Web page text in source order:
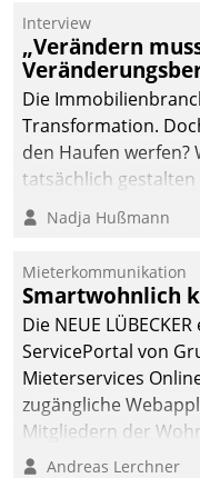
Die monatlichen
Mitteilungen zum
Heizungs- und
Wasserverbrauch
automatisiert,
und auf Wunsch
mehrere zuvor
Interview
„Verändern
Die
Transformation.
den Haufen werfen?
tatsächlich gestalten
Argumente zählen
Nadja Hußmann
Mieterkommunikation
Smartwohnlich
Die NEUE
ServicePortal von
Mieterservices
zugängliche
Mitgliedern der
Kontaktaufnahme
Andreas Lerchner